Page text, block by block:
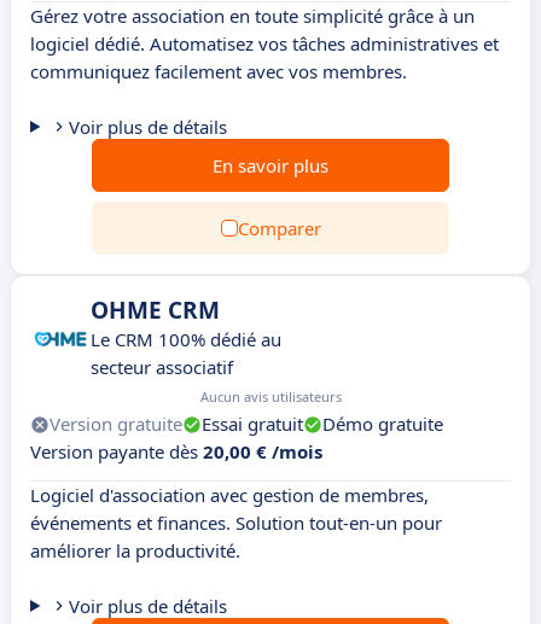
Gérez votre association en toute simplicité grâce à un
logiciel dédié. Automatisez vos tâches administratives et
communiquez facilement avec vos membres.
Voir plus de détails
En savoir plus
Comparer
OHME CRM
Le CRM 100% dédié au
secteur associatif
Aucun avis utilisateurs
Version gratuite Essai gratuit
Démo gratuite
Version payante dès 20,00 € /mois
Logiciel d'association avec gestion de membres,
événements et finances. Solution tout-en-un pour
améliorer la productivité.
Voir plus de détails